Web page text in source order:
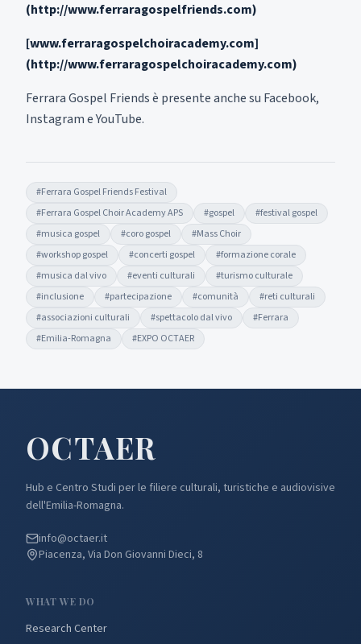
(http://www.ferraragospelfriends.com)
[www.ferraragospelchoiracademy.com]
(http://www.ferraragospelchoiracademy.com)
Ferrara Gospel Friends è presente anche su Facebook,
Instagram e YouTube.
#Ferrara Gospel Friends Festival
#Ferrara Gospel Choir Academy APS #gospel #festival gospel
#musica gospel #coro gospel #Mass Choir
#workshop gospel #concerti gospel #formazione corale
#musica dal vivo #eventi culturali #turismo culturale
#inclusione #partecipazione #comunità #reti culturali
#associazioni culturali #spettacolo dal vivo #Ferrara
#Emilia-Romagna #EXPO OCTAER
OCTAER
Hub e Centro Studi per le filiere culturali, turistiche e audiovisive
dell'Emilia-Romagna.
info@octaer.it
Piacenza, Via Don Giovanni Dieci, 8
WHAT WE DO
Research Center